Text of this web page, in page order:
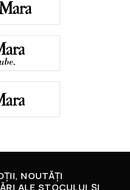
NOUTĂȚI
ALE STOCULUI ȘI